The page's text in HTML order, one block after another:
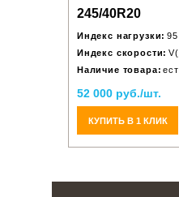
245/40R20
Индекс нагрузки: 95
Индекс скорости:
Наличие товара:
52 000 руб./шт.
КУПИТЬ В 1 КЛИК